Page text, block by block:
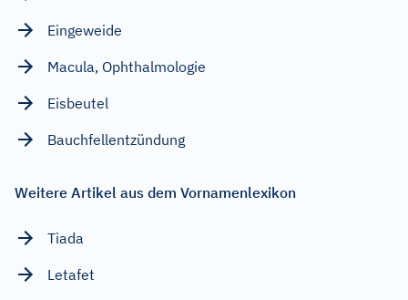
Eingeweide
Macula, Ophthalmologie
Eisbeutel
Bauchfellentzündung
Weitere Artikel aus dem Vornamenlexikon
Tiada
Letafet